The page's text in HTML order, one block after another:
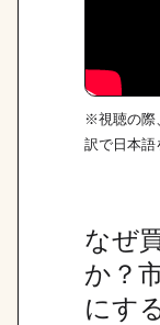
※視聴の際
訳で日本語
なぜ
か？
にす